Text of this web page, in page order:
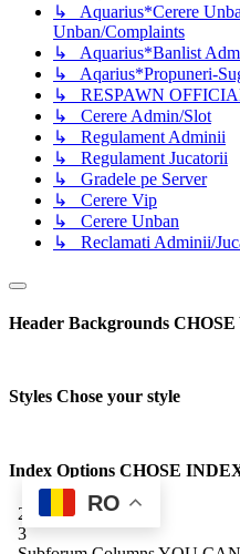
↳ Aquarius*Cerere
Unban/Complaints
↳ Aquarius*Banlist
↳ Aqarius*Propuneri-
↳ RESPAWN
↳ Cerere Admin/Slot
↳ Regulament Adminii
↳ Regulament Jucatorii
↳ Gradele pe Server
↳ Cerere Vip
↳ Cerere Unban
↳ Reclamati Adminii/
Header Backgrounds
Styles Chose your style
Index Options CHOSE
2
3
RO